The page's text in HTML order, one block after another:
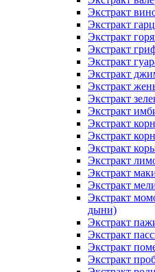
Экстракт
Экстракт
Экстракт
Экстракт
Экстракт
Экстракт
Экстракт
Экстракт
Экстракт
Экстракт
Экстракт
Экстракт
Экстракт
Экстракт
Экстракт
Экстракт
дыни)
Экстракт
Экстракт
Экстракт
Экстракт